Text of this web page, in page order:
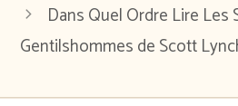
Dans Quel Ordre Lire Les
Gentilshommes de Scott